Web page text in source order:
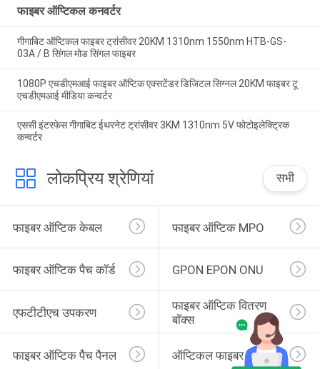
फाइबर ऑप्टिकल कनवर्टर
गीगाबिट ऑप्टिकल फाइबर ट्रांसीवर 20KM 1310nm 1550nm HTB-GS-
03A / B सिंगल मोड सिंगल फाइबर
1080P एचडीएमआई फाइबर ऑप्टिक एक्सटेंडर डिजिटल सिग्नल 20KM फाइबर टू
एचडीएमआई मीडिया कन्वर्टर
एससी इंटरफेस गीगाबिट ईथरनेट ट्रांसीवर 3KM 1310nm 5V फोटोइलेक्ट्रिक
कन्वर्टर
लोकप्रिय श्रेणियां सभी
फाइबर ऑप्टिक केबल फाइबर ऑप्टिक MPO
फाइबर ऑप्टिक पैच कॉर्ड GPON EPON ONU
एफटीटीएच उपकरण
फाइबर ऑप्टिक वितरण
बॉक्स
फाइबर ऑप्टिक पैच पैनल ऑप्टिकल फाइबर पिगटेल